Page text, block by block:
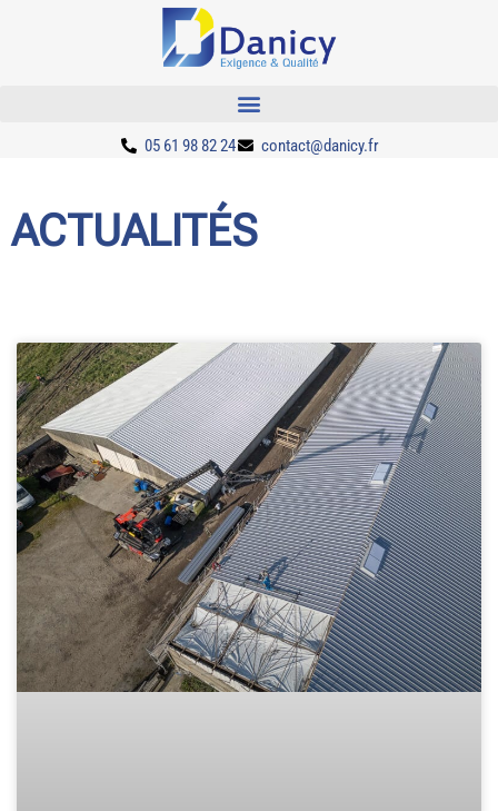
05 61 98 82 24 contact@danicy.fr
ACTUALITÉS